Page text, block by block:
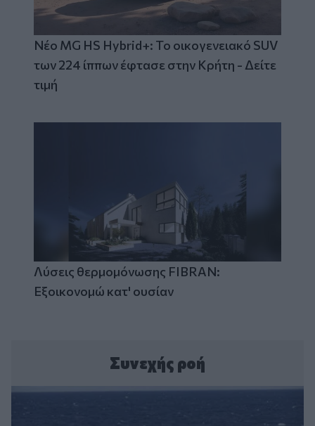
Νέο MG HS Hybrid+: Το οικογενειακό SUV
των 224 ίππων έφτασε στην Κρήτη - Δείτε
τιμή
Λύσεις θερμομόνωσης FIBRAN:
Εξοικονομώ κατ' ουσίαν
Συνεχής ροή